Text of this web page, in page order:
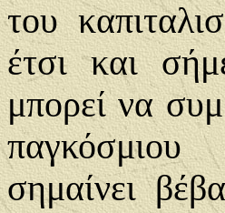
του
έτσι και
μπορεί να
σημαίνει